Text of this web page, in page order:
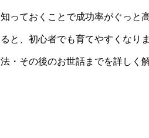
っておくことで成功率がぐっと
と、初心者でも育てやすくなり
・その後のお世話までを詳しく